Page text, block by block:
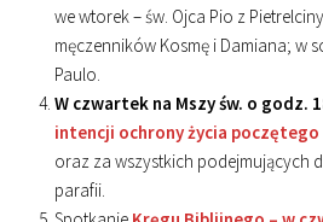
we wtorek – św. Ojca Pio z
męczenników Kosmę i Damiana; w
Paulo.
W czwartek na Mszy św. o godz.
intencji ochrony życia poczętego
oraz za wszystkich podejmujących
parafii.